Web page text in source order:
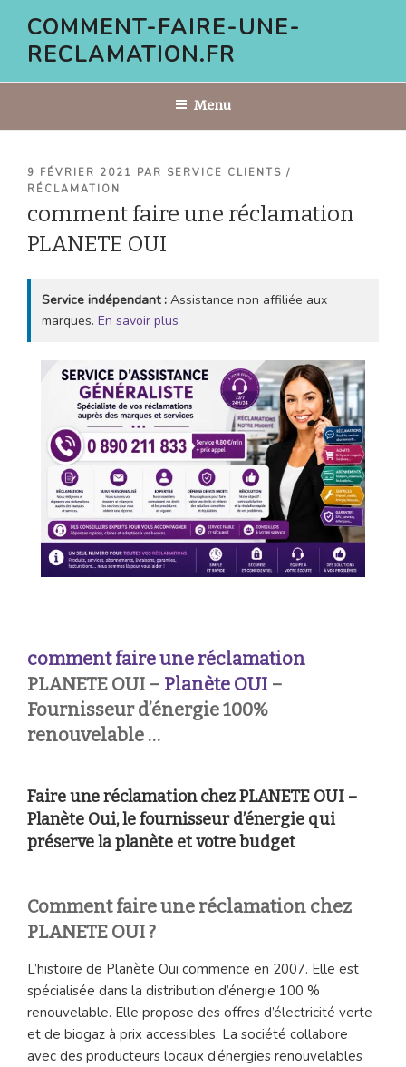
contenu
COMMENT-FAIRE-UNE-
RECLAMATION.FR
Menu
PUBLIÉ
LE
9 FÉVRIER 2021 PAR SERVICE CLIENTS /
RÉCLAMATION
comment faire une réclamation
PLANETE OUI
Service indépendant : Assistance non affiliée aux
marques. En savoir plus
comment faire une réclamation
PLANETE OUI – Planète OUI –
Fournisseur d’énergie 100%
renouvelable …
Faire une réclamation chez PLANETE OUI –
Planète Oui, le fournisseur d’énergie qui
préserve la planète et votre budget
Comment faire une réclamation chez
PLANETE OUI ?
L’histoire de Planète Oui commence en 2007. Elle est
spécialisée dans la distribution d’énergie 100 %
renouvelable. Elle propose des offres d’électricité verte
et de biogaz à prix accessibles. La société collabore
avec des producteurs locaux d’énergies renouvelables